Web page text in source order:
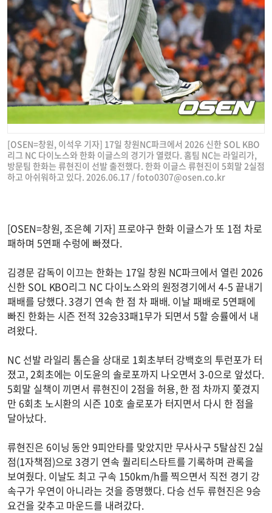
[OSEN=창원, 이석우 기자] 17일 창원NC파크에서 2026 신한 SOL KBO
리그 NC 다이노스와 한화 이글스의 경기가 열렸다. 홈팀 NC는 라일리가,
방문팀 한화는 류현진이 선발 출전했다. 한화 이글스 류현진이 5회말 2실점
하고 아쉬워하고 있다. 2026.06.17 /foto0307@osen.co.kr
[OSEN=창원, 조은혜 기자] 프로야구 한화 이글스가 또 1점 차로
패하며 5연패 수렁에 빠졌다.
김경문 감독이 이끄는 한화는 17일 창원 NC파크에서 열린 2026
신한 SOL KBO리그 NC 다이노스와의 원정경기에서 4-5 끝내기
패배를 당했다. 3경기 연속 한 점 차 패배. 이날 패배로 5연패에
빠진 한화는 시즌 전적 32승33패1무가 되면서 5할 승률에서 내
려왔다.
NC 선발 라일리 톰슨을 상대로 1회초부터 강백호의 투런포가 터
졌고, 2회초에는 이도윤의 솔로포까지 나오면서 3-0으로 앞섰다.
5회말 실책이 끼면서 류현진이 2점을 허용, 한 점 차까지 쫓겼지
만 6회초 노시환의 시즌 10호 솔로포가 터지면서 다시 한 점을
달아났다.
류현진은 6이닝 동안 9피안타를 맞았지만 무사사구 5탈삼진 2실
점(1자책점)으로 3경기 연속 퀄리티스타트를 기록하며 관록을
보여줬다. 이날도 최고 구속 150km/h를 찍으면서 직전 경기 강
속구가 우연이 아니라는 것을 증명했다. 다승 선두 류현진은 9승
요건을 갖추고 마운드를 내려갔다.